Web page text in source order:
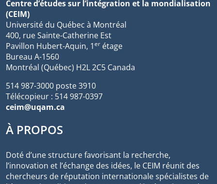
Centre d’études sur l’intégration et la mondialisation
(CEIM)
Université du Québec à Montréal
400, rue Sainte-Catherine Est
Pavillon Hubert-Aquin, 1er étage
Bureau A-1560
Montréal (Québec) H2L 2C5 Canada
514 987-3000 poste 3910
Télécopieur : 514 987-0397
ceim@uqam.ca
À PROPOS
Doté d’une structure favorisant la recherche,
l’innovation et l’échange des idées, le CEIM réunit des
chercheurs de réputation internationale spécialistes de